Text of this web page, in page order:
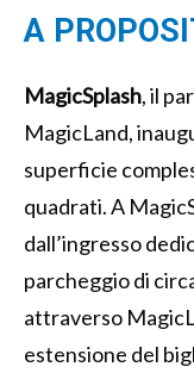
A
MagicSplash, il
MagicLand,
superficie
quadrati. A
dall’ingresso
parcheggio di
attraverso
estensione del